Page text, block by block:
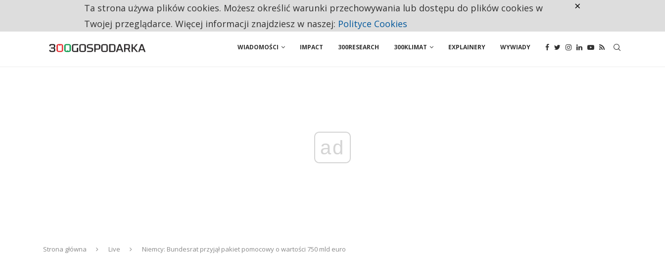
CO TRZECIĄ ZŁOTÓWKĘ Z EMERYTURY SENIORZY PRZEZNACZAJĄ NA PODSTAWOWE ZAKUPY
WIADOMOŚCI IMPACT 300RESEARCH 300KLIMAT EXPLAINERY WYWIADY
ad
Strona główna Live Niemcy: Bundesrat przyjął pakiet pomocowy o wartości 750 mld euro
Ta strona używa plików cookies. Możesz określić warunki przechowywania lub dostępu do plików cookies w
Twojej przeglądarce. Więcej informacji znajdziesz w naszej: Polityce Cookies
×